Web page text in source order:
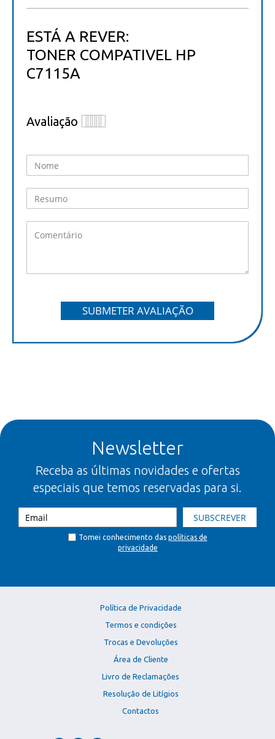
ESTÁ A REVER:
TONER COMPATIVEL HP
C7115A
Avaliação
SUBMETER AVALIAÇÃO
Newsletter
Receba as últimas novidades e ofertas
especiais que temos reservadas para si.
SUBSCREVER
Tomei conhecimento das políticas de
privacidade
Política de Privacidade
Termos e condições
Trocas e Devoluções
Área de Cliente
Livro de Reclamações
Resolução de Litígios
Contactos